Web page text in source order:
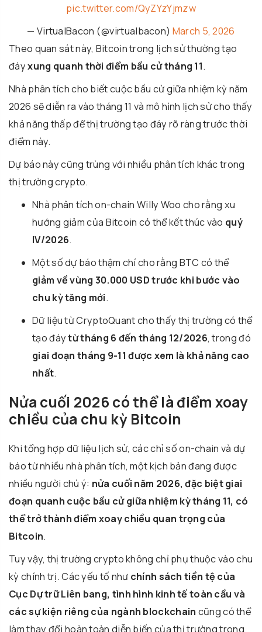
pic.twitter.com/QyZYzYjmzw
— VirtualBacon (@virtualbacon) March 5, 2026
Theo quan sát này, Bitcoin trong lịch sử thường tạo
đáyxung quanh thời điểm bầu cử tháng 11.
Nhà phân tích cho biết cuộc bầu cử giữa nhiệm kỳ năm
2026 sẽ diễn ra vào tháng 11 và mô hình lịch sử cho thấy
khả năng thấp để thị trường tạo đáy rõ ràng trước thời
điểm này.
Dự báo này cũng trùng với nhiều phân tích khác trong
thị trường crypto.
Nhà phân tích on-chain Willy Woo cho rằng xu
hướng giảm của Bitcoin có thể kết thúc vào quý
IV/2026.
Một số dự báo thậm chí cho rằng BTC có thể
giảm về vùng 30.000 USD trước khi bước vào
chu kỳ tăng mới.
Dữ liệu từCryptoQuantcho thấy thị trường có thể
tạo đáytừ tháng 6 đến tháng 12/2026, trong đó
giai đoạn tháng 9-11 được xem là khả năng cao
nhất.
Nửa cuối 2026 có thể là điểm xoay
chiều của chu kỳ Bitcoin
Khi tổng hợp dữ liệu lịch sử, các chỉ số on-chain và dự
báo từ nhiều nhà phân tích, một kịch bản đang được
nhiều người chú ý: nửa cuối năm 2026, đặc biệt giai
đoạn quanh cuộc bầu cử giữa nhiệm kỳ tháng 11, có
thể trở thành điểm xoay chiều quan trọng của
Bitcoin.
Tuy vậy, thị trường crypto không chỉ phụ thuộc vào chu
kỳ chính trị. Các yếu tố như chính sách tiền tệ của
Cục Dự trữ Liên bang, tình hình kinh tế toàn cầu và
các sự kiện riêng của ngành blockchain cũng có thể
làm thay đổi hoàn toàn diễn biến của thị trường trong